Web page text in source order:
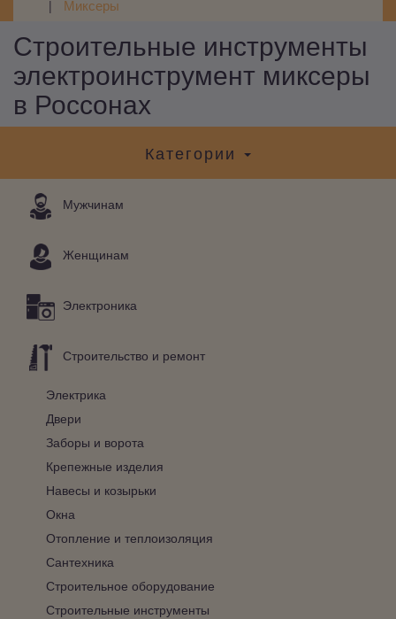
Миксеры
Строительные инструменты
электроинструмент миксеры
в Россонах
Категории
Мужчинам
Женщинам
Электроника
Строительство и ремонт
Электрика
Двери
Заборы и ворота
Крепежные изделия
Навесы и козырьки
Окна
Отопление и теплоизоляция
Сантехника
Строительное оборудование
Строительные инструменты